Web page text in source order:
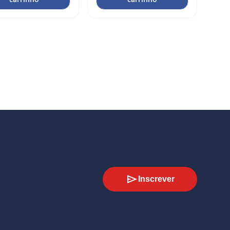
Inscrever